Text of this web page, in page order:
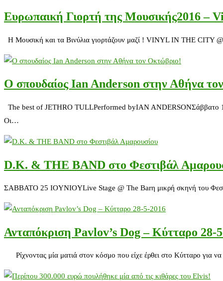
Ευρωπαική Γιορτή της Μουσικής2016 –
Η Μουσική και τα Βινύλια γιορτάζουν μαζί ! VINYL IN
Ο σπουδαίος Ian Anderson στην Αθήνα
The best of JETHRO TULLPerformed byIAN ANDERSONΣάββατο 1
Οι…
D.K. & THE BAND στο Φεστιβάλ
ΣΑΒΒΑΤΟ 25 IOYNIOYLive Stage @ The Barη μικρή σκηνή του
Ανταπόκριση Pavlov’s Dog – Κύτταρο 28-
Ρίχνοντας μία ματιά στον κόσμο που είχε έρθει στο Κύτταρο για